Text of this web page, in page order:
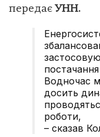
передає УНН.
постачання
Водночас
досить
роботи,
– сказав